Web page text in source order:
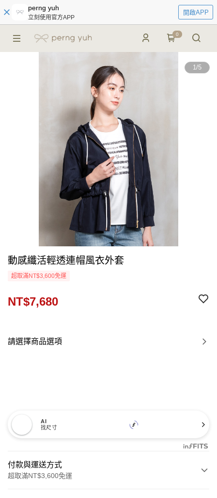
perng yuh
立刻使用官方APP
開啟APP
0
1/5
動感纖活輕透連帽風衣外套
超取滿NT$3,600免運
NT$7,680
請選擇商品選項
AI
找尺寸
付款與運送方式
超取滿NT$3,600免運